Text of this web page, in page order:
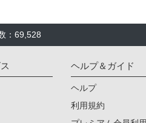
：69,528
ヘルプ＆ガイド
ヘルプ
利用規約